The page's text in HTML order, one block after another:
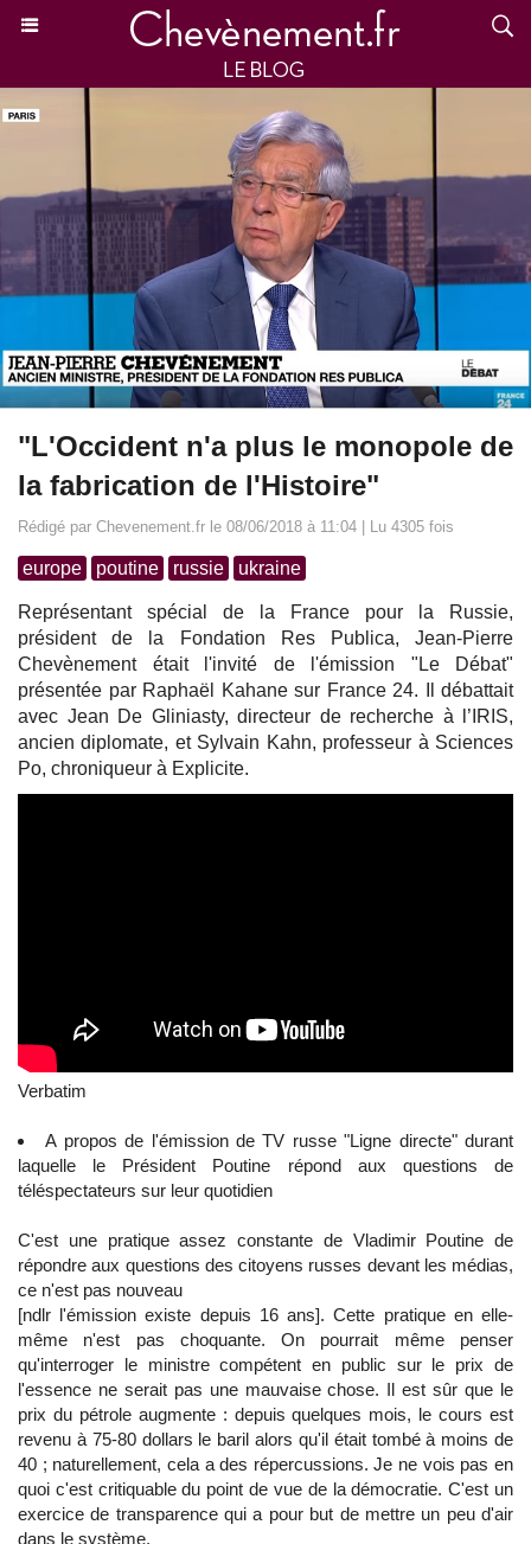
"L'Occident n'a plus le monopole de
la fabrication de l'Histoire"
Rédigé par Chevenement.fr le 08/06/2018 à 11:04 | Lu 4305 fois
europe poutine russie ukraine
Représentant spécial de la France pour la Russie,
président de la Fondation Res Publica, Jean-Pierre
Chevènement était l'invité de l'émission "Le Débat"
présentée par Raphaël Kahane sur France 24. Il débattait
avec Jean De Gliniasty, directeur de recherche à l’IRIS,
ancien diplomate, et Sylvain Kahn, professeur à Sciences
Po, chroniqueur à Explicite.
Verbatim
A propos de l'émission de TV russe "Ligne directe" durant
laquelle le Président Poutine répond aux questions de
téléspectateurs sur leur quotidien
C'est une pratique assez constante de Vladimir Poutine de
répondre aux questions des citoyens russes devant les médias,
ce n'est pas nouveau
[ndlr l'émission existe depuis 16 ans]. Cette pratique en elle-
même n'est pas choquante. On pourrait même penser
qu'interroger le ministre compétent en public sur le prix de
l'essence ne serait pas une mauvaise chose. Il est sûr que le
prix du pétrole augmente : depuis quelques mois, le cours est
revenu à 75-80 dollars le baril alors qu'il était tombé à moins de
40 ; naturellement, cela a des répercussions. Je ne vois pas en
quoi c'est critiquable du point de vue de la démocratie. C'est un
exercice de transparence qui a pour but de mettre un peu d'air
dans le système.